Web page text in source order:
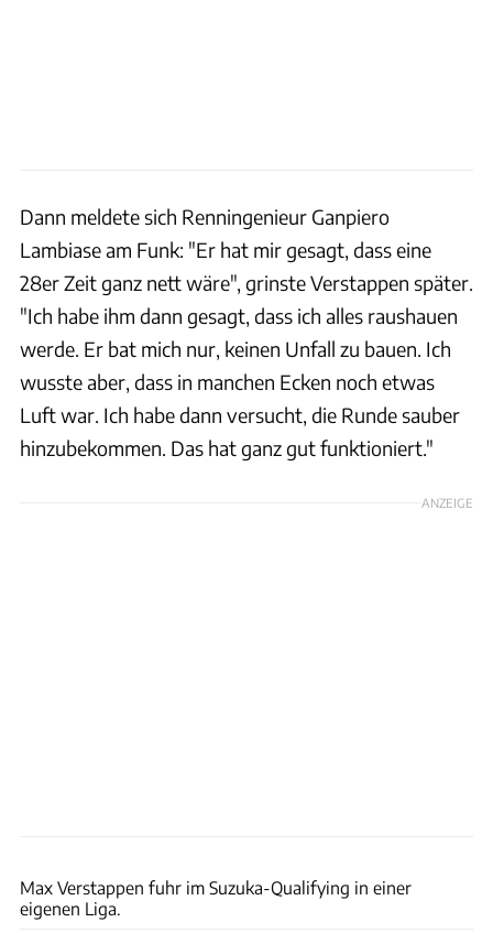
Dann meldete sich Renningenieur Ganpiero
Lambiase am Funk: "Er hat mir gesagt, dass eine
28er Zeit ganz nett wäre", grinste Verstappen später.
"Ich habe ihm dann gesagt, dass ich alles raushauen
werde. Er bat mich nur, keinen Unfall zu bauen. Ich
wusste aber, dass in manchen Ecken noch etwas
Luft war. Ich habe dann versucht, die Runde sauber
hinzubekommen. Das hat ganz gut funktioniert."
ANZEIGE
Max Verstappen fuhr im Suzuka-Qualifying in einer
eigenen Liga.